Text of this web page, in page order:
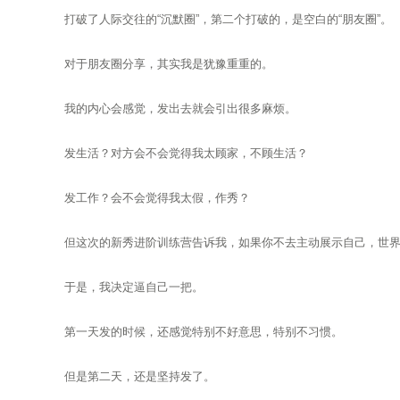
打破了人际交往的“沉默圈”，第二个打破的，是空白的“朋友圈”。
对于朋友圈分享，其实我是犹豫重重的。
我的内心会感觉，发出去就会引出很多麻烦。
发生活？对方会不会觉得我太顾家，不顾生活？
发工作？会不会觉得我太假，作秀？
但这次的新秀进阶训练营告诉我，如果你不去主动展示自己，世
于是，我决定逼自己一把。
第一天发的时候，还感觉特别不好意思，特别不习惯。
但是第二天，还是坚持发了。